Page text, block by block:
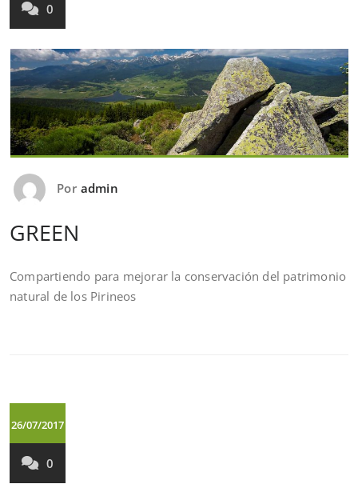
0
Por admin
GREEN
Compartiendo para mejorar la conservación del patrimonio
natural de los Pirineos
26/07/2017
0